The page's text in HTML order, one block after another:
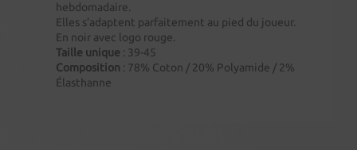
hebdomadaire.
Elles s’adaptent parfaitement au pied du joueur.
En noir avec logo rouge.
Taille unique : 39-45
Composition : 78% Coton / 20% Polyamide / 2%
Élasthanne